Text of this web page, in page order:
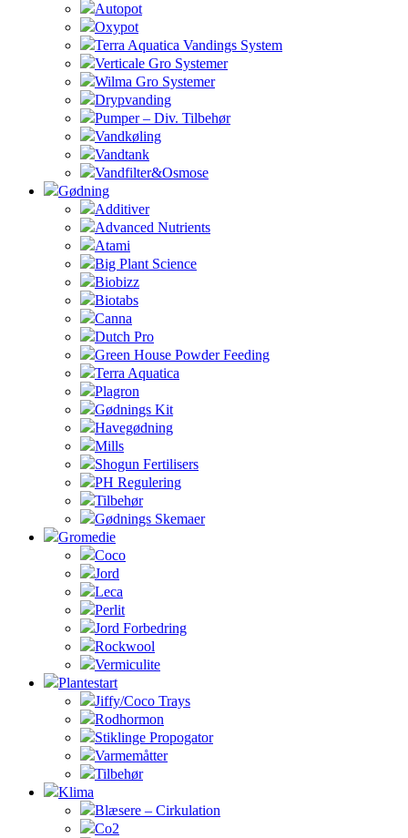
Autopot
Oxypot
Terra Aquatica Vandings System
Verticale Gro Systemer
Wilma Gro Systemer
Drypvanding
Pumper – Div. Tilbehør
Vandkøling
Vandtank
Vandfilter&Osmose
Gødning
Additiver
Advanced Nutrients
Atami
Big Plant Science
Biobizz
Biotabs
Canna
Dutch Pro
Green House Powder Feeding
Terra Aquatica
Plagron
Gødnings Kit
Havegødning
Mills
Shogun Fertilisers
PH Regulering
Tilbehør
Gødnings Skemaer
Gromedie
Coco
Jord
Leca
Perlit
Jord Forbedring
Rockwool
Vermiculite
Plantestart
Jiffy/Coco Trays
Rodhormon
Stiklinge Propogator
Varmemåtter
Tilbehør
Klima
Blæsere – Cirkulation
Co2